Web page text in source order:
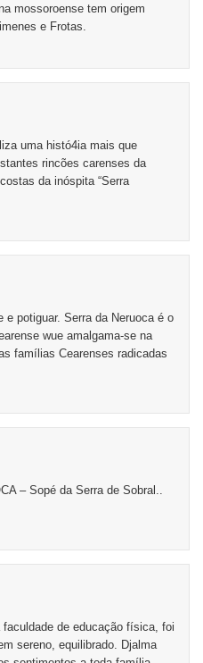
mossoroense tem origem
e Frotas.
uma histó4ia mais que
rincões carenses da
da inóspita “Serra
e potiguar. Serra da Neruoca é o
wue amalgama-se na
famílias Cearenses radicadas
– Sopé da Serra de Sobral..
de educação física, foi
sereno, equilibrado. Djalma